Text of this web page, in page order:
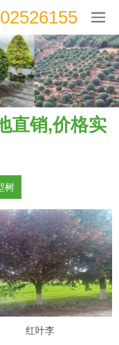
直销,价格实
树
红叶李